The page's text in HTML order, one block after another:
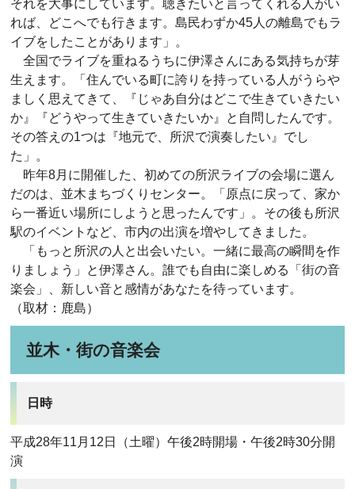
それを大事にしています。聴きたいと言ってくれる人がい
れば、どこへでも行きます。島民わずか45人の離島でもラ
イブをしたことがあります」。
全国でライブを重ねるうちに伊澤さんにある気持ちが芽
生えます。「住んでいる町に誇りを持っている人がうらや
ましく思えてきて、『じゃあ自分はどこで生きていきたい
か』『どうやって生きていきたいか』と自問したんです。
その答えの1つは『地元で、所沢で演奏したい』でし
た」。
昨年8月に開催した、初めての所沢ライブの会場に選ん
だのは、並木まちづくりセンター。「原点に戻って、家か
ら一番近い場所にしようと思ったんです」。その後も所沢
駅のイベントなど、市内の出演を増やしてきました。
「もっと所沢の人と出会いたい。一緒に最高の瞬間を作
りましょう」と伊澤さん。誰でも自由に楽しめる「街の音
楽会」、新しい音と感情があなたを待っています。
（取材：鹿島）
並木・街の音楽会
日時
平成28年11月12日（土曜）午後2時開場・午後2時30分開
演